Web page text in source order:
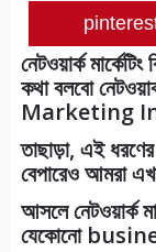
নেটওয়ার্ক
কথা বলবো
Marketing
তাছাড়া, এই ধরণের
বেপারেও আমরা
আসলে নেটওয়ার্ক
যেকোনো